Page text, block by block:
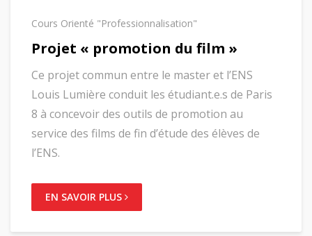
Cours Orienté "Professionnalisation"
Projet « promotion du film »
Ce projet commun entre le master et l’ENS
Louis Lumière conduit les étudiant.e.s de Paris
8 à concevoir des outils de promotion au
service des films de fin d’étude des élèves de
l’ENS.
EN SAVOIR PLUS